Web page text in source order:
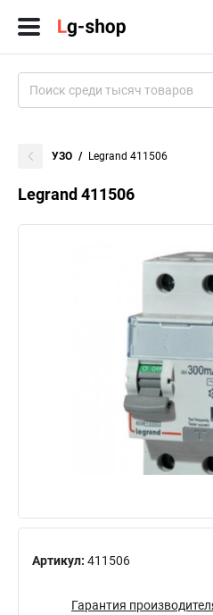
УЗО Legrand 411506
Legrand 411506
Артикул: 411506
Гарантия